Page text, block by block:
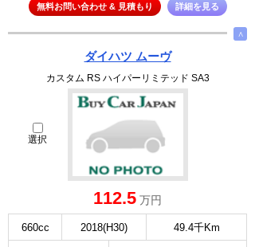
無料お問い合わせ & 見積もり 詳細を見る
∧
ダイハツ ムーヴ
カスタム RS ハイパーリミテッド SA3
選択
112.5 万円
660cc 2018(H30) 49.4千Km